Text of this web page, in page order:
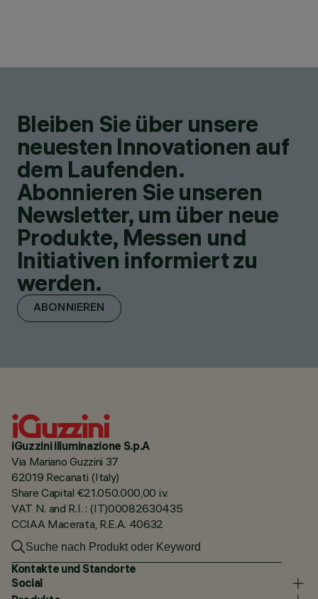
Bleiben Sie über unsere
neuesten Innovationen auf
dem Laufenden.
Abonnieren Sie unseren
Newsletter, um über neue
Produkte, Messen und
Initiativen informiert zu
werden.
ABONNIEREN
iGuzzini illuminazione S.p.A
Via Mariano Guzzini 37
62019 Recanati (Italy)
Share Capital €21.050.000,00 i.v.
VAT N. and R.I. : (IT)00082630435
CCIAA Macerata, R.E.A. 40632
Kontakte und Standorte
Social